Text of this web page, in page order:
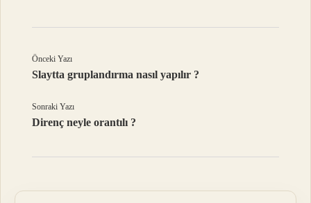
Önceki Yazı
Slaytta gruplandırma nasıl yapılır ?
Sonraki Yazı
Direnç neyle orantılı ?